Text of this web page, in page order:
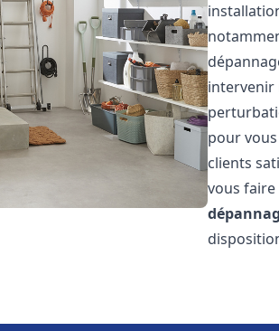
intervenir
pour
clients
vous faire